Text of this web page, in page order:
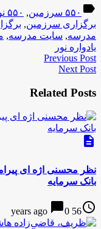
label ۵۵۰ سرزمین , ۵۵۰ نور
برگزاری سرزمین,
مدرسه, سایت مدرسه,
یادواره نور
Previous Post
Next Post
Related Posts
description
نظر محسنی اژه ای
بانک سرمایه
access_time
56 years ago
chat_bubble0